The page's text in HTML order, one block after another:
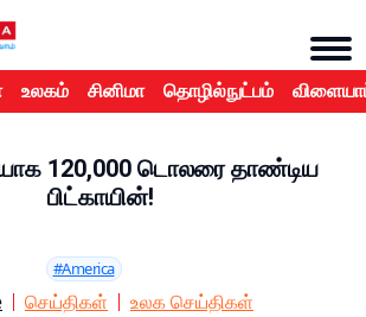
உலகம் சினிமா தொழில்நுட்பம்
120,000 டொலரை தாண்டிய
பிட்காயின்!
#America
செய்திகள் உலக செய்திகள்